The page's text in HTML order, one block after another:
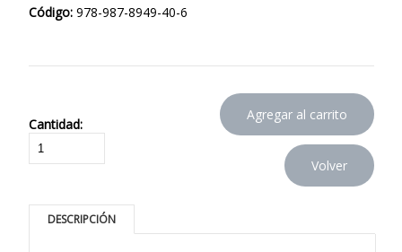
Código: 978-987-8949-40-6
Cantidad:
DESCRIPCIÓN